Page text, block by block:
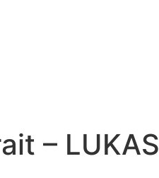
– LUKAS